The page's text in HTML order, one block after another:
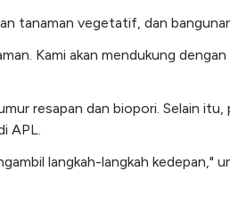
tanaman vegetatif, dan
Kami akan mendukung
resapan dan biopori. Selain itu,
APL.
langkah-langkah kedepan,"